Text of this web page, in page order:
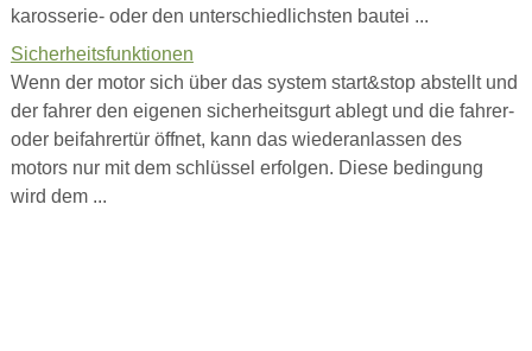
karosserie- oder den unterschiedlichsten bautei ...
Sicherheitsfunktionen
Wenn der motor sich über das system start&stop abstellt und
der fahrer den eigenen sicherheitsgurt ablegt und die fahrer-
oder beifahrertür öffnet, kann das wiederanlassen des
motors nur mit dem schlüssel erfolgen. Diese bedingung
wird dem ...